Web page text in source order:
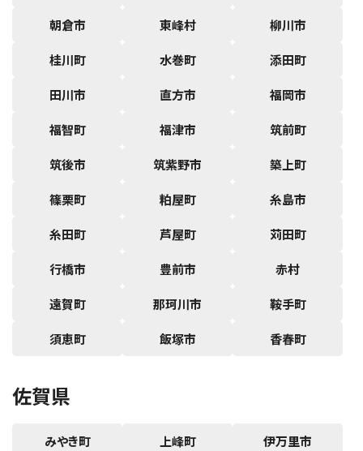
朝倉市 東峰村 柳川市
桂川町 水巻町 添田町
田川市 直方市 福岡市
福智町 福津市 筑前町
筑後市 筑紫野市 築上町
篠栗町 粕屋町 糸島市
糸田町 芦屋町 苅田町
行橋市 豊前市 赤村
遠賀町 那珂川市 鞍手町
須恵町 飯塚市 香春町
佐賀県
みやき町 上峰町 伊万里市